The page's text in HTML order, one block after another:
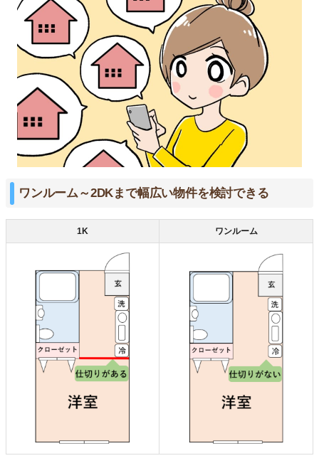
ワンルーム～2DKまで幅広い物件を検討できる
1K ワンルーム